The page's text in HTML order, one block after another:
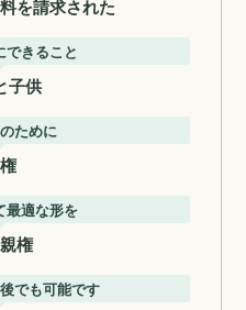
を請求された
できること
子供
ために
最適な形を
権
でも可能です